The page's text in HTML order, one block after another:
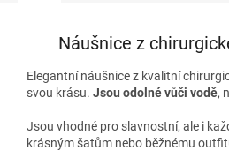
Náušnice z
Elegantní náušnice z kvalitní
svou krásu. Jsou odolné vůči vodě,
Jsou vhodné pro slavnostní, ale i
krásným šatům nebo běžnému